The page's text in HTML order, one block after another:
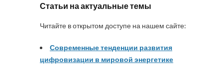
Статьи на актуальные темы
Читайте в открытом доступе на нашем сайте:
Современные тенденции развития
цифровизации в мировой энергетике